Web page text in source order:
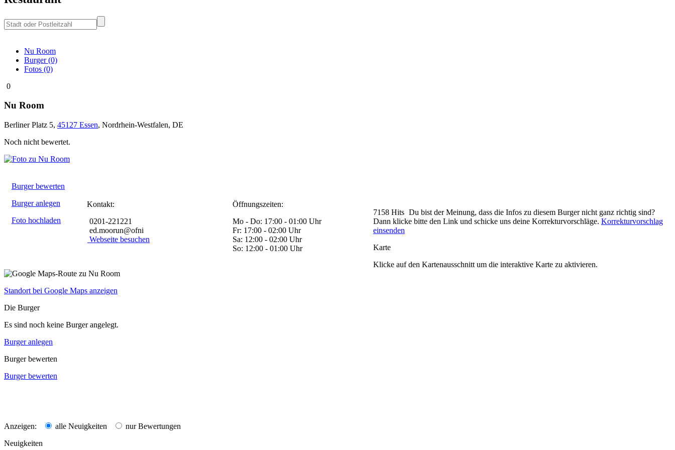
Nu Room
Burger (0)
Fotos (0)
0
Nu Room
Berliner Platz 5, 45127 Essen, Nordrhein-Westfalen, DE
Noch nicht bewertet.
Burger bewerten
Burger anlegen
Foto hochladen
Kontakt:
0201-221221
ed.moorun@ofni
Webseite besuchen
Öffnungszeiten:
Mo - Do: 17:00 - 01:00 Uhr
Fr: 17:00 - 02:00 Uhr
Sa: 12:00 - 02:00 Uhr
So: 12:00 - 01:00 Uhr
7158 Hits Du bist der Meinung, dass die Infos zu diesem Burger nicht ganz richtig sind?
Dann klicke bitte den Link und schicke uns deine Korrekturvorschläge. Korrekturvorschlag
einsenden
Karte
Klicke auf den Kartenausschnitt um die interaktive Karte zu aktivieren.
Standort bei Google Maps anzeigen
Die Burger
Es sind noch keine Burger angelegt.
Burger anlegen
Burger bewerten
Burger bewerten
Anzeigen: alle Neuigkeiten
nur Bewertungen
Neuigkeiten